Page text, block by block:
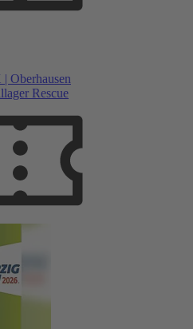
Oberhausen
Rescue